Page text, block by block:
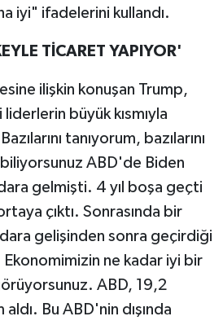
iyi" ifadelerini kullandı.
TİCARET YAPIYOR'
ilişkin konuşan Trump,
büyük kısmıyla
tanıyorum, bazılarını
biliyorsunuz ABD'de Biden
gelmişti. 4 yıl boşa geçti
çıktı. Sonrasında bir
gelişinden sonra geçirdiği
Ekonomimizin ne kadar iyi bir
ABD, 19,2
Bu ABD'nin dışında